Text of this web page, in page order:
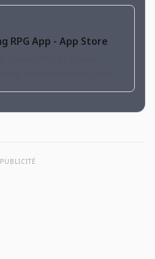
RPG App - App Store
more apps like The Big
PUBLICITÉ